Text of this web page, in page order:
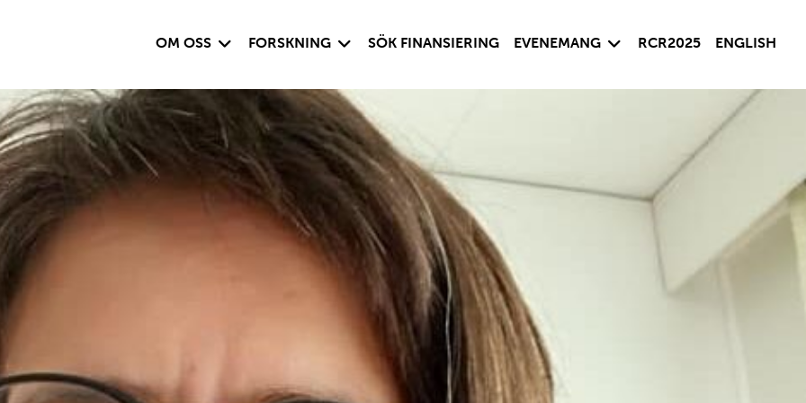
OM OSS Visa undersida
FORSKNING Visa undersida
SÖK FINANSIERING EVENEMANG Visa undersida
RCR2025 ENGLISH